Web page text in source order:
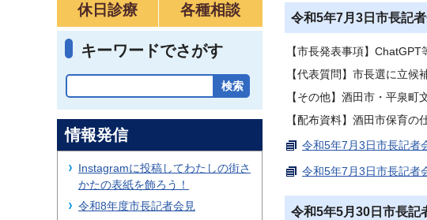
休日診療
各種相談
キーワードでさがす
令和5年7月3日市長記
【市長発表事項】
【代表質問】市長選に立
【その他】酒田市・平泉
【配布資料】酒田市保育
令和5年7月3日市長記者
令和5年7月3日市長記者
令和5年5月30日市長記
情報発信
Instagramに投稿してわたしの街さ
かたの表紙を飾ろう！
令和8年度市長記者会見